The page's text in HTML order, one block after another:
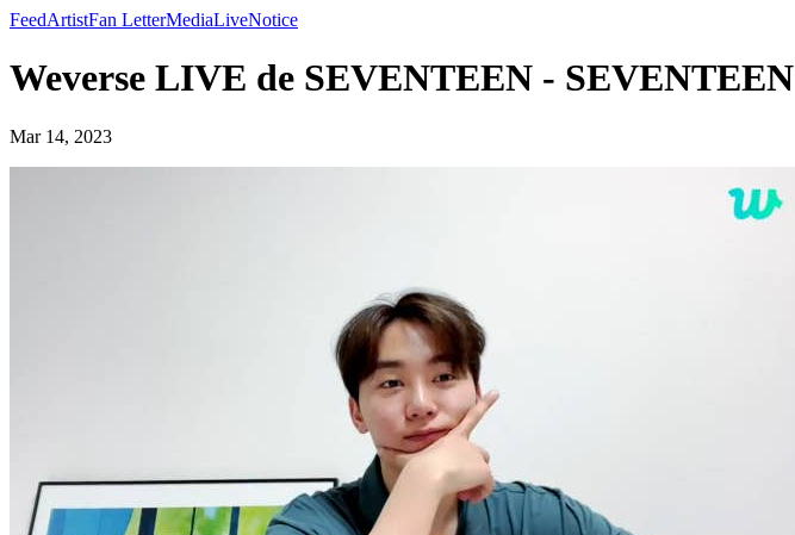
FeedArtistFan LetterMediaLiveNotice
Weverse LIVE de SEVENTEEN - SEVENTEEN
Mar 14, 2023